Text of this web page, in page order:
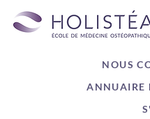
NOUS
ANNUAIRE